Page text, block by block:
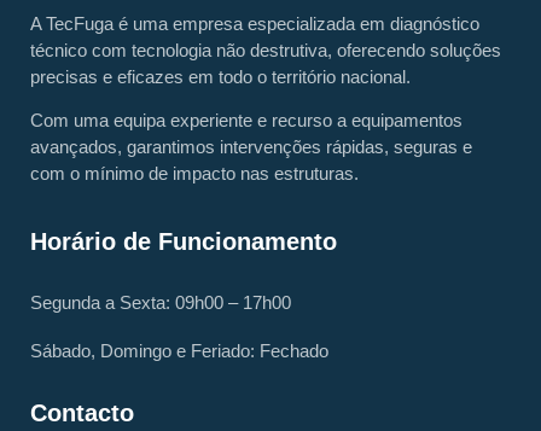
A TecFuga é uma empresa especializada em diagnóstico
técnico com tecnologia não destrutiva, oferecendo soluções
precisas e eficazes em todo o território nacional.
Com uma equipa experiente e recurso a equipamentos
avançados, garantimos intervenções rápidas, seguras e
com o mínimo de impacto nas estruturas.
Horário de Funcionamento
Segunda a Sexta: 09h00 – 17h00
Sábado, Domingo e Feriado: Fechado
Contacto